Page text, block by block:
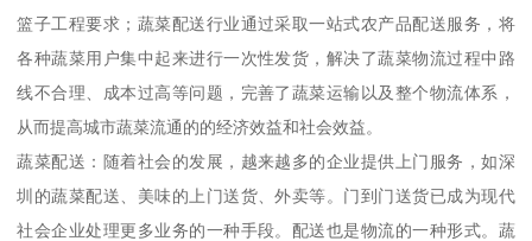
篮子工程要求；蔬菜配送行业通过采取一站式农产品配送服务，将
各种蔬菜用户集中起来进行一次性发货，解决了蔬菜物流过程中路
线不合理、成本过高等问题，完善了蔬菜运输以及整个物流体系，
从而提高城市蔬菜流通的的经济效益和社会效益。
蔬菜配送：随着社会的发展，越来越多的企业提供上门服务，如深
圳的蔬菜配送、美味的上门送货、外卖等。门到门送货已成为现代
社会企业处理更多业务的一种手段。配送也是物流的一种形式。蔬